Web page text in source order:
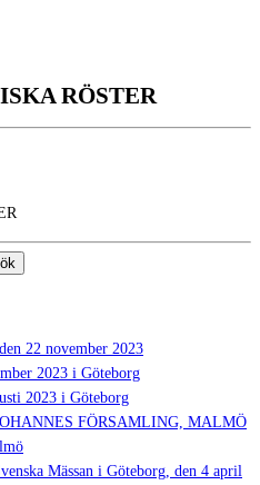
RÖSTER
22 november 2023
2023 i Göteborg
2023 i Göteborg
FÖRSAMLING, MALMÖ
Mässan i Göteborg, den 4 april